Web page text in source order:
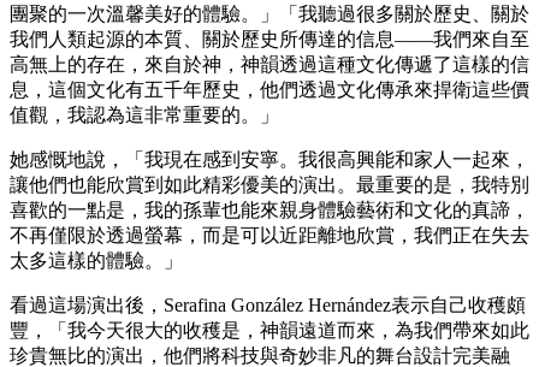
團聚的一次溫馨美好的體驗。」「我聽過很多關於歷史、關於
我們人類起源的本質、關於歷史所傳達的信息——我們來自至
高無上的存在，來自於神，神韻透過這種文化傳遞了這樣的信
息，這個文化有五千年歷史，他們透過文化傳承來捍衛這些價
值觀，我認為這非常重要的。」
她感慨地說，「我現在感到安寧。我很高興能和家人一起來，
讓他們也能欣賞到如此精彩優美的演出。最重要的是，我特別
喜歡的一點是，我的孫輩也能來親身體驗藝術和文化的真諦，
不再僅限於透過螢幕，而是可以近距離地欣賞，我們正在失去
太多這樣的體驗。」
看過這場演出後，Serafina González Hernández表示自己收穫頗
豐，「我今天很大的收穫是，神韻遠道而來，為我們帶來如此
珍貴無比的演出，他們將科技與奇妙非凡的舞台設計完美融